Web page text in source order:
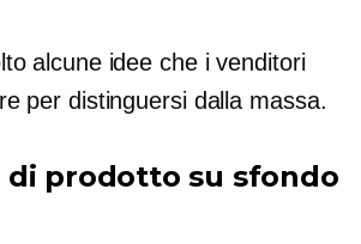
alcune idee che i venditori
per distinguersi dalla massa.
di prodotto su sfondo